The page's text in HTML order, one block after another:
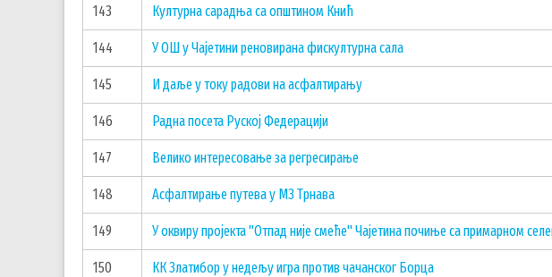
143 Културна сарадња са општином Кнић
144 У ОШ у Чајетини реновирана фискултурна сала
145 И даље у току радови на асфалтирању
146 Радна посета Руској Федерацији
147 Велико интересовање за регресирање
148 Асфалтирање путева у МЗ Трнава
149 У оквиру пројекта "Отпад није смеће" Чајетина почиње са примарном
150 КК Златибор у недељу игра против чачанског Борца